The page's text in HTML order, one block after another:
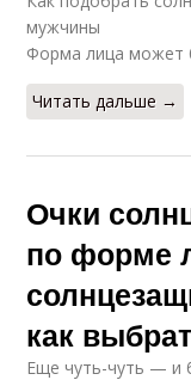
мужчины
Форма лица может
Читать дальше →
Очки
по форме
как
Еще чуть-чуть — и